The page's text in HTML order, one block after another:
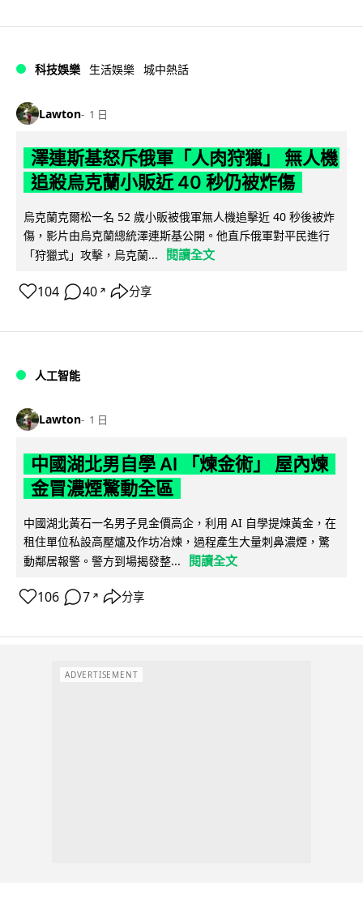
科技娛樂 生活娛樂 城中熱話
Lawton 1 日
澤連斯基怒斥俄軍「人肉狩獵」 無人機
追殺烏克蘭小販近 40 秒仍被炸傷
烏克蘭克爾松一名 52 歲小販被俄軍無人機追擊近 40 秒後被炸
傷，影片由烏克蘭總統澤連斯基公開。他直斥俄軍對平民進行
「狩獵式」攻擊，烏克蘭...
閱讀全文
104 40 ↗ 分享
人工智能
Lawton 1 日
中國湖北男自學 AI 「煉金術」 屋內煉
金冒濃煙驚動全區
中國湖北黃石一名男子見金價高企，利用 AI 自學提煉黃金，在
租住單位私設高壓爐及作坊冶煉，過程產生大量刺鼻濃煙，驚
動鄰居報警。警方到場揭發整...
閱讀全文
106 7 ↗ 分享
ADVERTISEMENT